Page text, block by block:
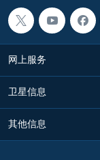
网上服务
卫星信息
其他信息